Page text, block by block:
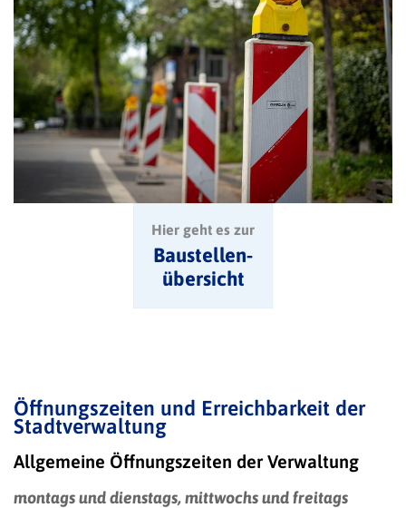
Hier geht es zur
Baustellen-
übersicht
Öffnungszeiten und Erreichbarkeit der
Stadtverwaltung
Allgemeine Öffnungszeiten der Verwaltung
montags und dienstags, mittwochs und freitags